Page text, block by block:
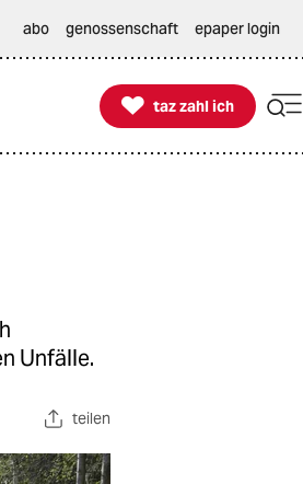
abo genossenschaft epaper login

taz zahl ich
taz zahl ich
Unfälle.
teilen